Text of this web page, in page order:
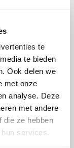
te
te bieden
Ook delen we
met onze
analyse. Deze
met andere
die ze hebben
services.
Cupcake Mix
(Glutenvrij)
Inclusief BTW